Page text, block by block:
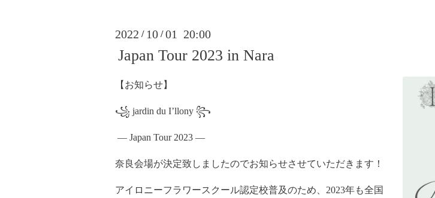
2022 / 10 /01 20:00
Japan Tour 2023 in Nara
【お知らせ】
꧁ jardin du I’llony ꧂
— Japan Tour 2023 —
奈良会場が決定致しましたのでお知らせさせていただきます！
アイロニーフラワースクール認定校普及のため、2023年も全国